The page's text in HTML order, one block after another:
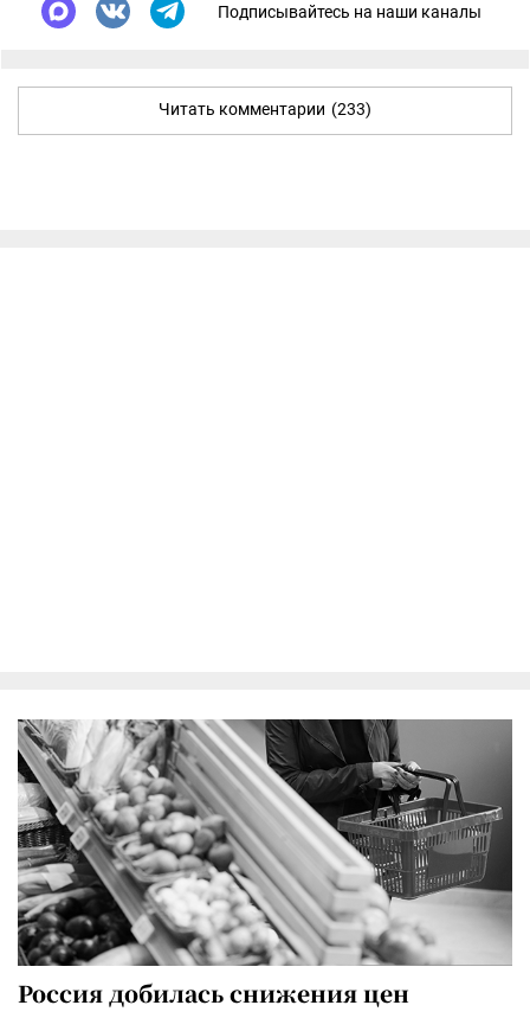
Подписывайтесь на наши каналы
Читать комментарии (233)
Россия добилась снижения цен